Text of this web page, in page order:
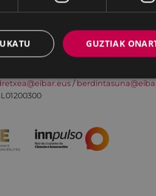
guztiak
/
GUZTIAK